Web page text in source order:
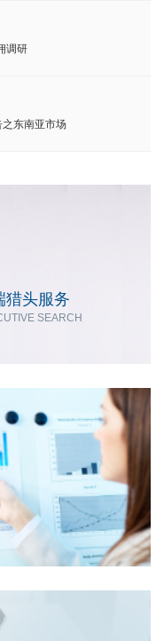
调研
东南亚市场
猎头服务
SEARCH